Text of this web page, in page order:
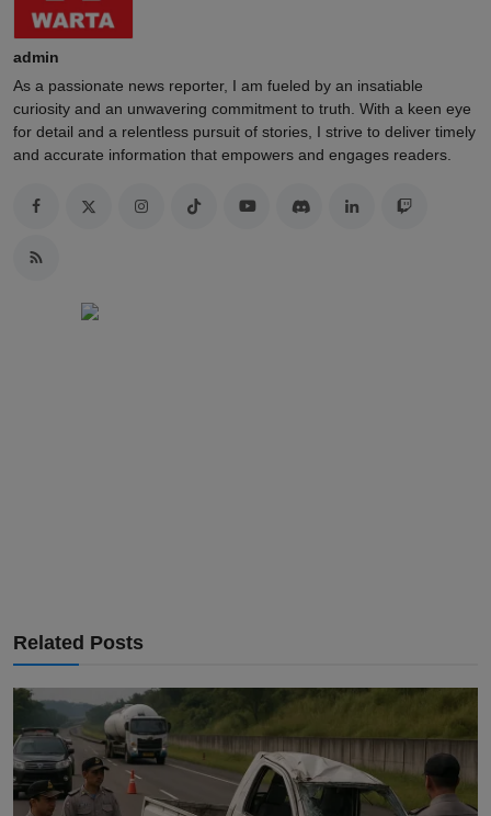
admin
As a passionate news reporter, I am fueled by an insatiable
curiosity and an unwavering commitment to truth. With a keen eye
for detail and a relentless pursuit of stories, I strive to deliver timely
and accurate information that empowers and engages readers.
Related Posts